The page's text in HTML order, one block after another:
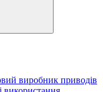
виробник приводів